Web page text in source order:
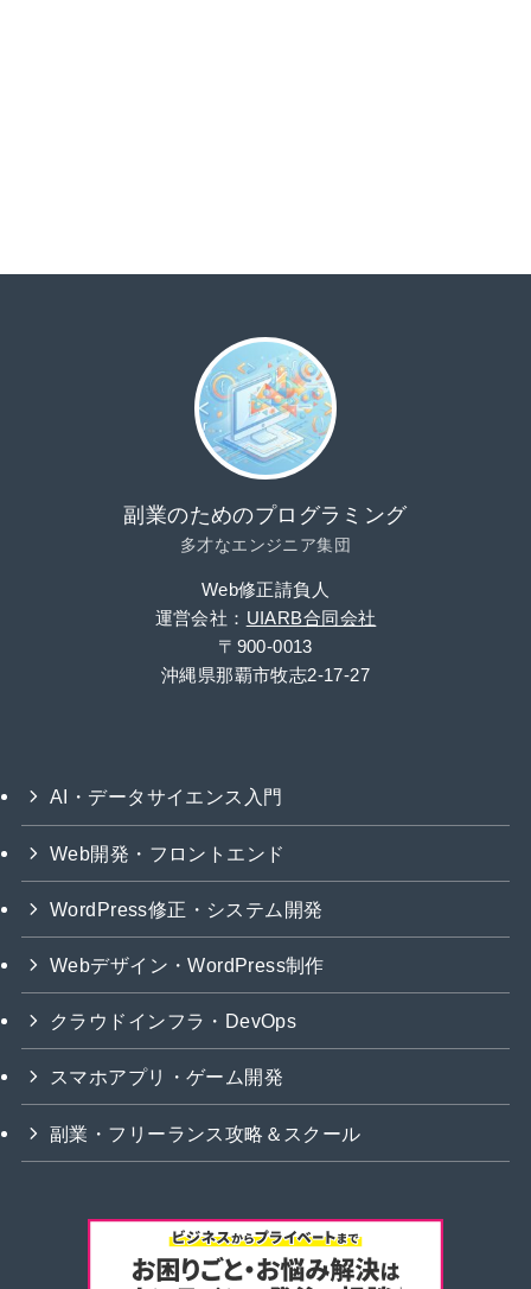
副業のためのプログラミング
多才なエンジニア集団
Web修正請負人
運営会社： UIARB合同会社
〒900-0013
沖縄県那覇市牧志2-17-27
AI・データサイエンス入門
Web開発・フロントエンド
WordPress修正・システム開発
Webデザイン・WordPress制作
クラウドインフラ・DevOps
スマホアプリ・ゲーム開発
副業・フリーランス攻略＆スクール